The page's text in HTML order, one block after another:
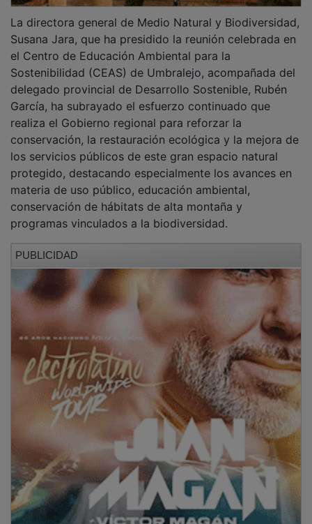
Susana Jara, que ha presidido la reunión celebrada en
el Centro de Educación Ambiental para la
Sostenibilidad (CEAS) de Umbralejo, acompañada del
delegado provincial de Desarrollo Sostenible, Rubén
García, ha subrayado el esfuerzo continuado que
realiza el Gobierno regional para reforzar la
conservación, la restauración ecológica y la mejora de
los servicios públicos de este gran espacio natural
protegido, destacando especialmente los avances en
materia de uso público, educación ambiental,
conservación de hábitats de alta montaña y
programas vinculados a la biodiversidad.